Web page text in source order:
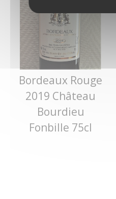
Bordeaux Rouge
2019 Château
Bourdieu
Fonbille 75cl